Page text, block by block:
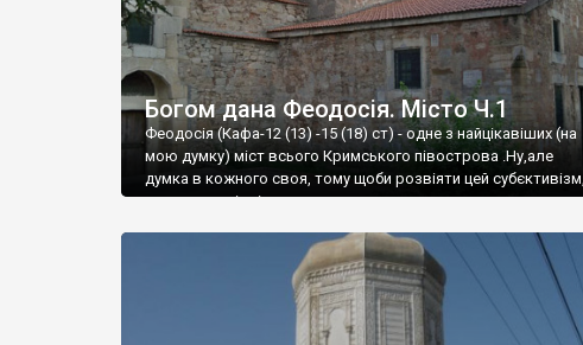
Богом дана Феодосія. Місто Ч.1
Феодосія (Кафа-12 (13) -15 (18) ст) - одне з найцікавіших (на
мою думку) міст всього Кримського півострова .Ну,але
думка в кожного своя, тому щоби розвіяти цей субєктивізм,
запрошую відвідати це